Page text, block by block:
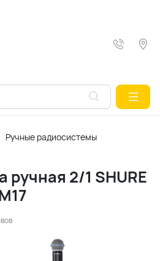
Ручные радиосистемы
ручная 2/1 SHURE